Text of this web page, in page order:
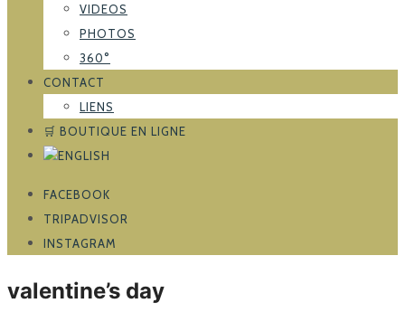
VIDEOS
PHOTOS
360°
CONTACT
LIENS
🛒 BOUTIQUE EN LIGNE
FACEBOOK
TRIPADVISOR
INSTAGRAM
valentine’s day